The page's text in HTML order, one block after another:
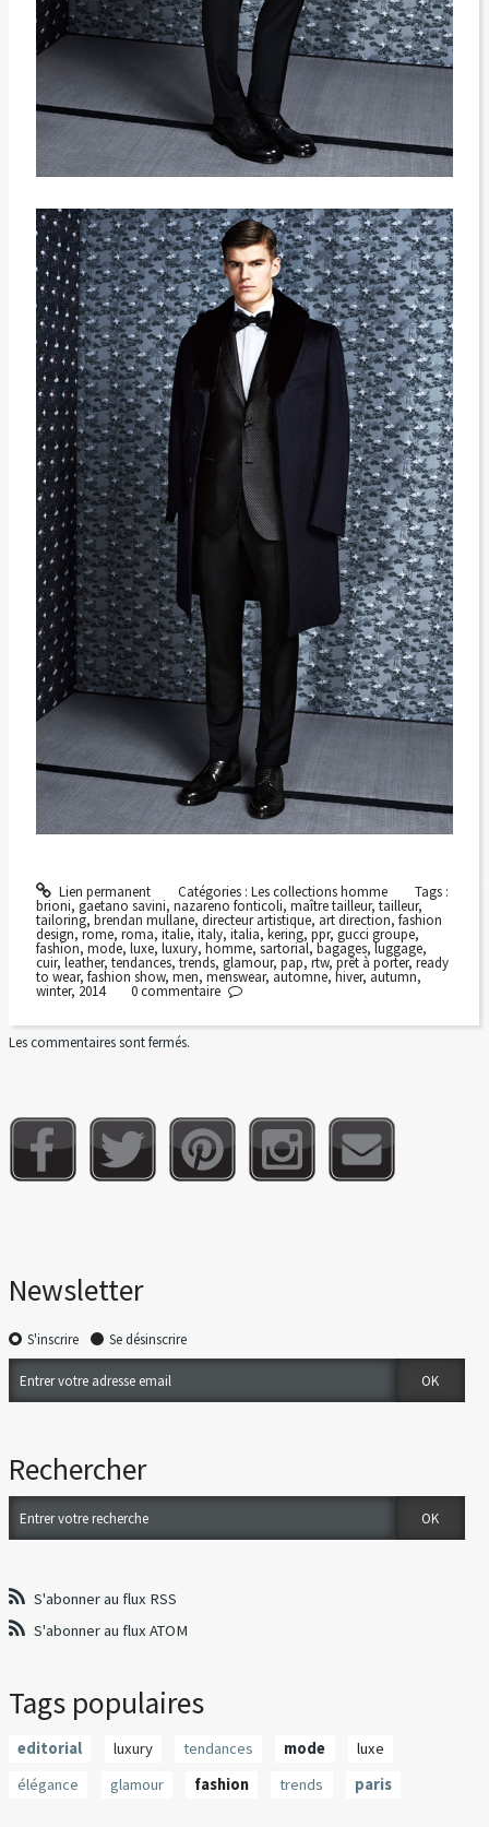
Lien permanent Catégories : Les collections homme Tags :
brioni, gaetano savini, nazareno fonticoli, maître tailleur, tailleur,
tailoring, brendan mullane, directeur artistique, art direction, fashion
design,rome, roma, italie,italy, italia, kering, ppr, gucci groupe,
fashion, mode, luxe, luxury, homme, sartorial,bagages,luggage,
cuir, leather, tendances, trends, glamour, pap,rtw,prêt à porter,ready
to wear, fashion show, men, menswear, automne, hiver, autumn,
winter, 2014 0commentaire
Les commentaires sont fermés.
Newsletter
S'inscrire Se désinscrire
Rechercher
S'abonner au flux RSS
S'abonner au flux ATOM
Tags populaires
editorial luxury tendances mode
luxe
élégance
glamour fashion trends paris